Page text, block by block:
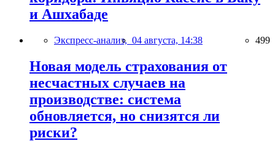
и Ашхабаде
Экспресс-анализ, 04 августа, 14:38 499
Новая модель страхования от
несчастных случаев на
производстве: система
обновляется, но снизятся ли
риски?